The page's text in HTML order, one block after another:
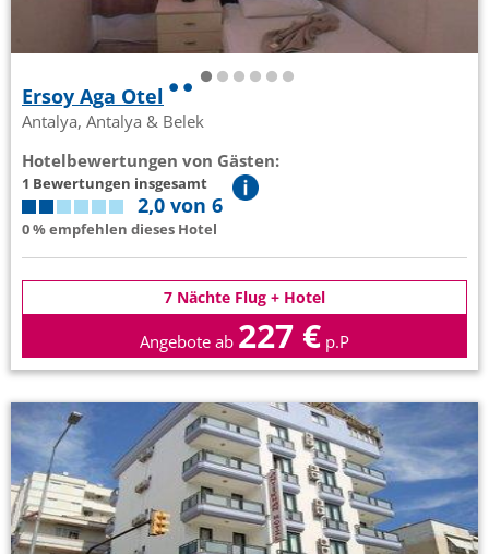
Ersoy Aga Otel
Antalya, Antalya & Belek
Hotelbewertungen von Gästen:
1 Bewertungen insgesamt
2,0 von 6
0 % empfehlen dieses Hotel
7 Nächte Flug + Hotel
Angebote ab 227 € p.P